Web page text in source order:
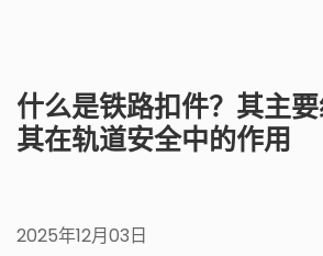
什么是铁路扣件？其主
其在轨道安全中的作用
2025年12月03日